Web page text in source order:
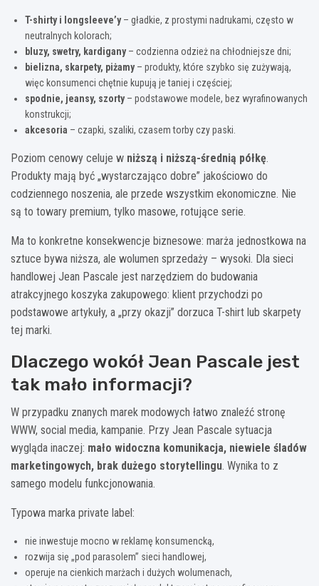
T-shirty i longsleeve’y– gładkie, z prostymi nadrukami, często w
neutralnych kolorach;
bluzy, swetry, kardigany– codzienna odzież na chłodniejsze dni;
bielizna, skarpety, piżamy– produkty, które szybko się zużywają,
więc konsumenci chętnie kupują je taniej i częściej;
spodnie, jeansy, szorty– podstawowe modele, bez wyrafinowanych
konstrukcji;
akcesoria – czapki, szaliki, czasem torby czy paski.
Poziom cenowy celuje w niższą i niższą-średnią półkę.
Produkty mają być „wystarczająco dobre” jakościowo do
codziennego noszenia, ale przede wszystkim ekonomiczne. Nie
są to towary premium, tylko masowe, rotujące serie.
Ma to konkretne konsekwencje biznesowe: marża jednostkowa na
sztuce bywa niższa, ale wolumen sprzedaży – wysoki. Dla sieci
handlowej Jean Pascale jest narzędziem do budowania
atrakcyjnego koszyka zakupowego: klient przychodzi po
podstawowe artykuły, a „przy okazji” dorzuca T-shirt lub skarpety
tej marki.
Dlaczego wokół Jean Pascale jest
tak mało informacji?
W przypadku znanych marek modowych łatwo znaleźć stronę
WWW, social media, kampanie. Przy Jean Pascale sytuacja
wygląda inaczej: mało widoczna komunikacja, niewiele śladów
marketingowych, brak dużego storytellingu. Wynika to z
samego modelu funkcjonowania.
Typowa marka private label:
nie inwestuje mocno w reklamę konsumencką,
rozwija się „pod parasolem” sieci handlowej,
operuje na cienkich marżach i dużych wolumenach,